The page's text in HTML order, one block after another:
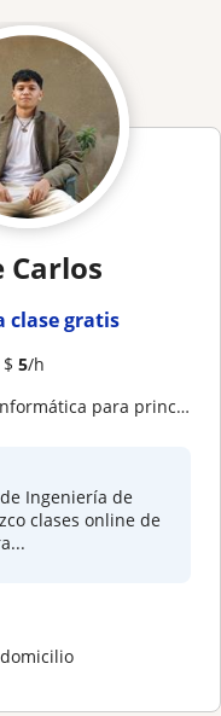
Carlos
clase gratis
$ 5/h
para principiantes
Ingeniería de
clases online de